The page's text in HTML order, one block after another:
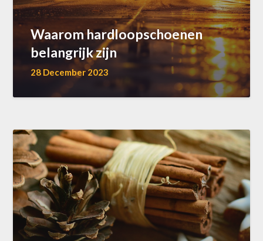
Waarom hardloopschoenen
belangrijk zijn
28 December 2023